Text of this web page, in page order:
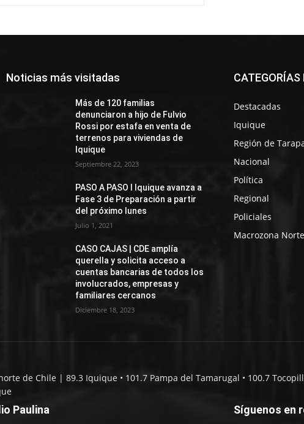
Noticias más visitadas
Más de 120 familias
denunciaron a hijo de Fulvio
Rossi por estafa en venta de
terrenos para viviendas de
Iquique
Septiembre 22, 2023
PASO A PASO I Iquique avanza a
Fase 3 de Preparación a partir
del próximo lunes
Julio 1, 2021
CASO CAJAS | CDE amplía
querella y solicita acceso a
cuentas bancarias de todos los
involucrados, empresas y
familiares cercanos
Diciembre 18, 2023
CATEGORÍAS
Destacadas
Iquique
Región de
Nacional
Política
Regional
Policiales
Macrozona Norte
de Chile | 89.3 Iquique • 101.7 Pampa del Tamarugal • 100.7
Paulina Síguenos en